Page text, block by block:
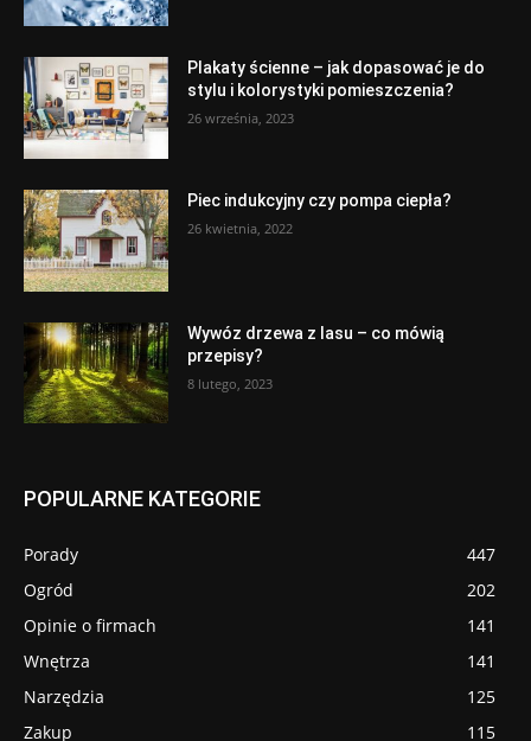
Plakaty ścienne – jak dopasować je do
stylu i kolorystyki pomieszczenia?
26 września, 2023
Piec indukcyjny czy pompa ciepła?
26 kwietnia, 2022
Wywóz drzewa z lasu – co mówią
przepisy?
8 lutego, 2023
POPULARNE KATEGORIE
Porady
447
Ogród
202
Opinie o firmach
141
Wnętrza
141
Narzędzia
125
Zakup
115